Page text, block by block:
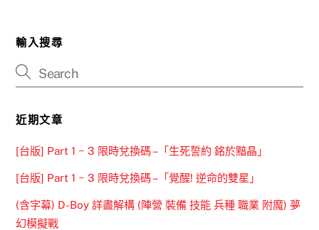
輸入搜尋
近期文章
[台版] Part 1 ~ 3 限時兌換碼 –「生死誓約 銘於黯晶」
[台版] Part 1 ~ 3 限時兌換碼 –「覺醒! 逆命的雙星」
(含字幕) D-Boy 詳盡解構 (陣營 裝備 技能 兵種 職業 附魔) 夢
幻模擬戰